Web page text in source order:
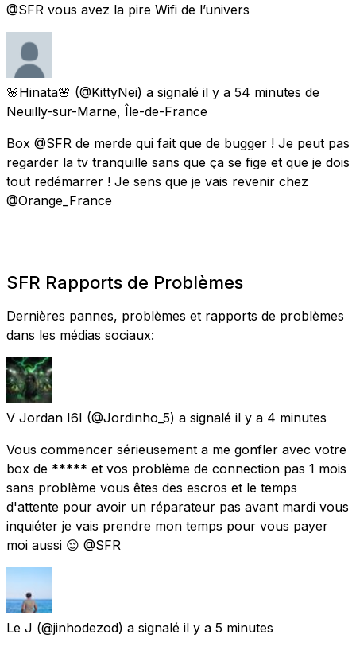
@SFR vous avez la pire Wifi de l’univers
🌸Hinata🌸 (@KittyNei) a signalé il y a 54 minutes de
Neuilly-sur-Marne, Île-de-France
Box @SFR de merde qui fait que de bugger ! Je peut pas
regarder la tv tranquille sans que ça se fige et que je dois
tout redémarrer ! Je sens que je vais revenir chez
@Orange_France
SFR Rapports de Problèmes
Dernières pannes, problèmes et rapports de problèmes
dans les médias sociaux:
V Jordan I6I (@Jordinho_5) a signalé il y a 4 minutes
Vous commencer sérieusement a me gonfler avec votre
box de ***** et vos problème de connection pas 1 mois
sans problème vous êtes des escros et le temps
d'attente pour avoir un réparateur pas avant mardi vous
inquiéter je vais prendre mon temps pour vous payer
moi aussi 😌 @SFR
Le J (@jinhodezod) a signalé il y a 5 minutes